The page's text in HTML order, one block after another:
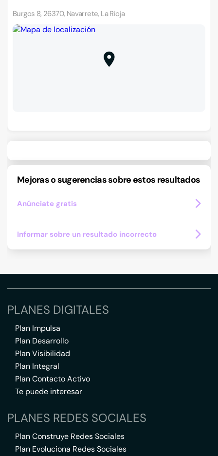
Burgos 8, 26370, Navarrete, La Rioja
Mejoras o sugerencias sobre estos resultados
Anúnciate gratis
Informar sobre un resultado incorrecto
PLANES DIGITALES
Plan Impulsa
Plan Desarrollo
Plan Visibilidad
Plan Integral
Plan Contacto Activo
Te puede interesar
PLANES REDES SOCIALES
Plan Construye Redes Sociales
Plan Evoluciona Redes Sociales